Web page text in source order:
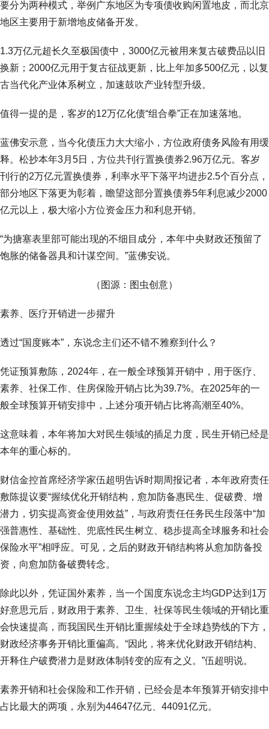
要分为两种模式，举例广东地区为专项债收购闲置地皮，而北京
地区主要用于新增地皮储备开发。
1.3万亿元超长久至极国债中，3000亿元被用来复古破费品以旧
换新；2000亿元用于复古征战更新，比上年加多500亿元，以复
古当代化产业体系树立，加速鼓吹产业转型升级。
值得一提的是，客岁的12万亿化债“组合拳”正在加速落地。
蓝佛安示意，当今化债压力大大缩小，方位政府债务风险有用缓
释。松抄本年3月5日，方位共刊行置换债券2.96万亿元。客岁
刊行的2万亿元置换债券，利率水平下落平均进步2.5个百分点，
部分地区下落更为彰着，瞻望这部分置换债券5年利息减少2000
亿元以上，极大缩小方位资金压力和利息开销。
“为搪塞表里部可能出现的不细目成分，本年中央财政还预留了
饱胀的储备器具和计谋空间。”蓝佛安说。
（图源：图虫创意）
素养、医疗开销进一步擢升
透过“国度账本”，东说念主们还不错不雅察到什么？
凭证预算敷陈，2024年，在一般全球预算开销中，用于医疗、
素养、社保工作、住房保险开销占比为39.7%。在2025年的一
般全球预算开销安排中，上述分项开销占比将高潮至40%。
这意味着，本年将加大对民生领域的插足力度，民生开销已经是
本年的重心标的。
财信金控首席经济学家伍超明告诉时期周报记者，本年政府责任
敷陈提议要“握续优化开销结构，愈加防备惠民生、促破费、增
潜力，切实提高资金使用效益”，与政府责任任务民生段落中“加
强普惠性、基础性、兜底性民生树立、稳步提高全球服务和社会
保险水平”相呼应。可见，之后的财政开销结构将从愈加防备投
资，向愈加防备破费转念。
除此以外，凭证国外素养，当一个国度东说念主均GDP达到1万
好意思元后，财政用于素养、卫生、社保等民生领域的开销比重
会快速提高，而我国民生开销比重握续处于全球趋势线的下方，
财政经济事务开销比重偏高。“因此，将来优化财政开销结构、
开释住户破费潜力是财政体制转变的应有之义。”伍超明说。
素养开销和社会保险和工作开销，已经会是本年预算开销安排中
占比最大的两项，永别为44647亿元、44091亿元。